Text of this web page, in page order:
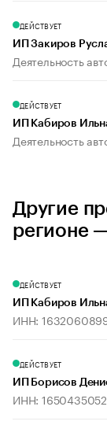
ДЕЙСТВУЕТ
ИП Закиров
Деятельность
ДЕЙСТВУЕТ
ИП Кабиров
Деятельность
Другие
регионе
ДЕЙСТВУЕТ
ИП Кабиров
ИНН:
ДЕЙСТВУЕТ
ИП Борисов
ИНН: